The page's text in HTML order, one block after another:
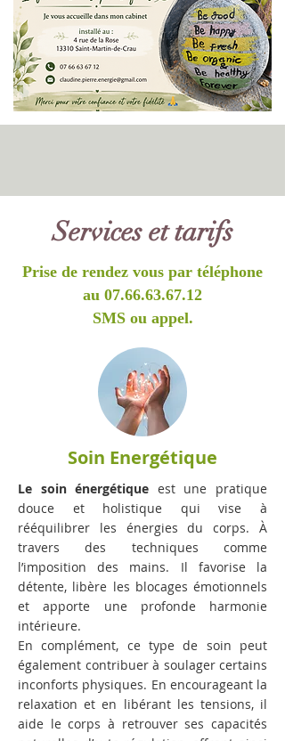
Services et tarifs
Prise de rendez vous par téléphone
au 07.66.63.67.12
SMS ou appel.
Soin Energétique
Le soin énergétique est une pratique
douce et holistique qui vise à
rééquilibrer les énergies du corps. À
travers des techniques comme
l’imposition des mains. Il favorise la
détente, libère les blocages émotionnels
et apporte une profonde harmonie
intérieure.
En complément, ce type de soin peut
également contribuer à soulager certains
inconforts physiques. En encourageant la
relaxation et en libérant les tensions, il
aide le corps à retrouver ses capacités